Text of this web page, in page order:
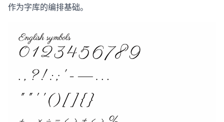
作为字库的编排基础。